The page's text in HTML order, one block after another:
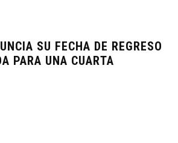
SU FECHA DE REGRESO
PARA UNA CUARTA